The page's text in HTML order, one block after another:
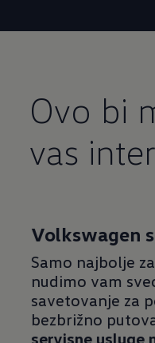
Ovo bi
vas
Volkswagen
Samo najbolje
nudimo vam
savetovanje za
bezbrižno
servisne usluge